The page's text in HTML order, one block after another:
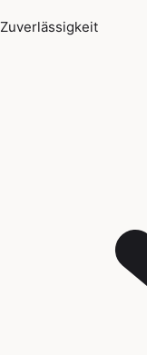
Zuverlässigkeit